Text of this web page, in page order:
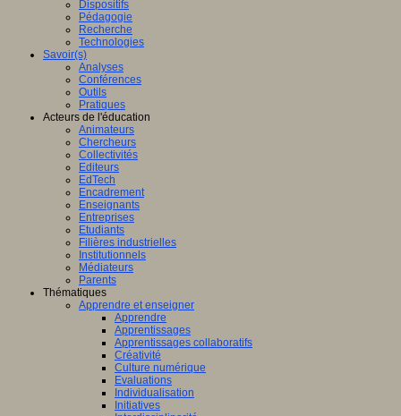
Dispositifs
Pédagogie
Recherche
Technologies
Savoir(s)
Analyses
Conférences
Outils
Pratiques
Acteurs de l'éducation
Animateurs
Chercheurs
Collectivités
Editeurs
EdTech
Encadrement
Enseignants
Entreprises
Etudiants
Filières industrielles
Institutionnels
Médiateurs
Parents
Thématiques
Apprendre et enseigner
Apprendre
Apprentissages
Apprentissages collaboratifs
Créativité
Culture numérique
Evaluations
Individualisation
Initiatives